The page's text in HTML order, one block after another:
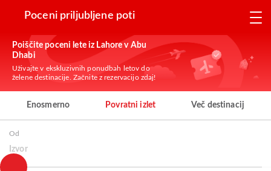
Poceni priljubljene poti
Poiščite poceni lete iz Lahore v Abu
Dhabi
Uživajte v ekskluzivnih ponudbah letov do
želene destinacije. Začnite z rezervacijo zdaj!
Enosmerno Povratni izlet Več destinacij
Od
Izvor